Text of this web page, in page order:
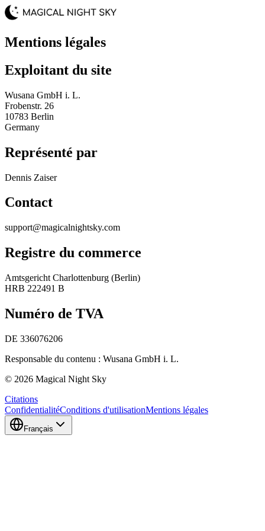
Mentions légales
Exploitant du site
Wusana GmbH i. L.
Frobenstr. 26
10783 Berlin
Germany
Représenté par
Dennis Zaiser
Contact
support@magicalnightsky.com
Registre du commerce
Amtsgericht Charlottenburg (Berlin)
HRB 222491 B
Numéro de TVA
DE 336076206
Responsable du contenu : Wusana GmbH i. L.
© 2026 Magical Night Sky
Citations
ConfidentialitéConditions d'utilisationMentions légales
Français